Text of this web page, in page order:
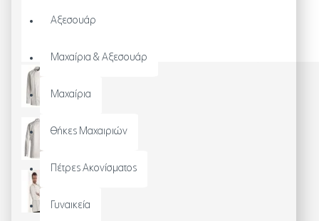
Αξεσουάρ
Μαχαίρια & Αξεσουάρ
Μαχαίρια
Θήκες Μαχαιριών
Πέτρες Ακονίσματος
Γυναικεία